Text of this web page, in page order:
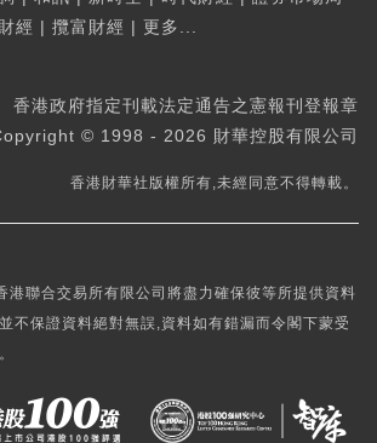
經 | 攬富財經 | 更多...
香港政府指定刊載法定通告之憲報刊登報章
© 1998 - 2026 財華控股有限公司
香港財華社版權所有,未經同意不得轉載。
港聯合交易所有限公司將盡力確保彼等所提供資料
不保證資料絕對無誤,資料如有錯漏而令閣下蒙受